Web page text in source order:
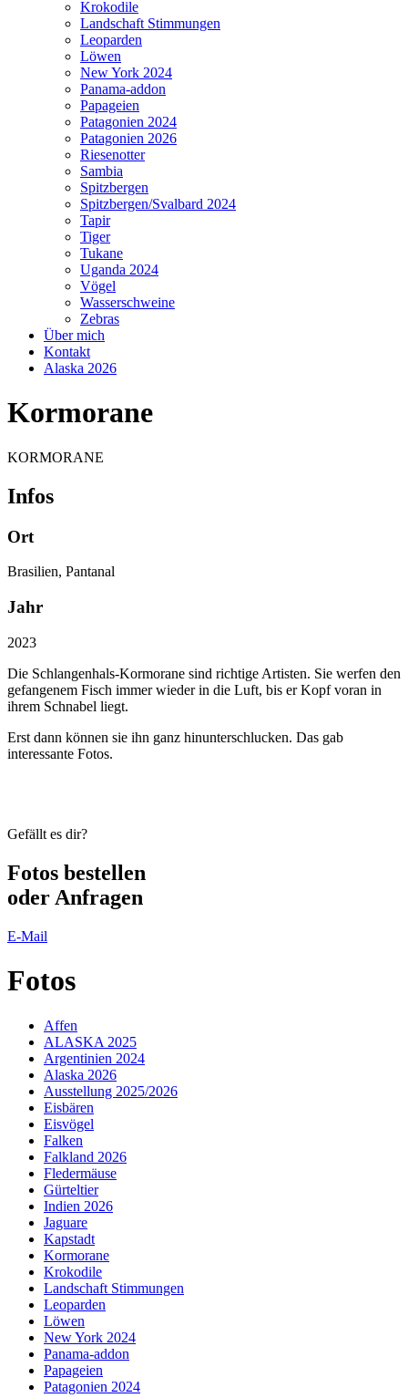
Krokodile
Landschaft Stimmungen
Leoparden
Löwen
New York 2024
Panama-addon
Papageien
Patagonien 2024
Patagonien 2026
Riesenotter
Sambia
Spitzbergen
Spitzbergen/Svalbard 2024
Tapir
Tiger
Tukane
Uganda 2024
Vögel
Wasserschweine
Zebras
Über mich
Kontakt
Alaska 2026
Kormorane
KORMORANE
Infos
Ort
Brasilien, Pantanal
Jahr
2023
Die Schlangenhals-Kormorane sind richtige Artisten. Sie werfen den
gefangenem Fisch immer wieder in die Luft, bis er Kopf voran in
ihrem Schnabel liegt.
Erst dann können sie ihn ganz hinunterschlucken. Das gab
interessante Fotos.
Gefällt es dir?
Fotos bestellen
oder Anfragen
E-Mail
Fotos
Affen
ALASKA 2025
Argentinien 2024
Alaska 2026
Ausstellung 2025/2026
Eisbären
Eisvögel
Falken
Falkland 2026
Fledermäuse
Gürteltier
Indien 2026
Jaguare
Kapstadt
Kormorane
Krokodile
Landschaft Stimmungen
Leoparden
Löwen
New York 2024
Panama-addon
Papageien
Patagonien 2024